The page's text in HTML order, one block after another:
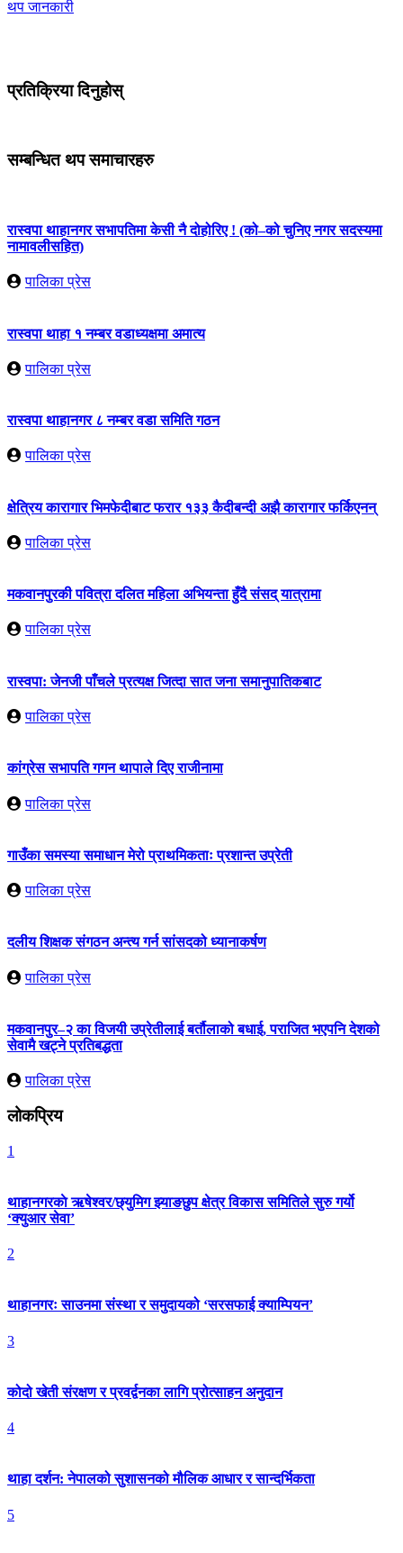
थप जानकारी
प्रतिक्रिया दिनुहोस्
सम्बन्धित थप समाचारहरु
रास्वपा थाहानगर सभापतिमा केसी नै दोहोरिए ! (को–को चुनिए नगर सदस्यमा
नामावलीसहित)
पालिका प्रेस
रास्वपा थाहा १ नम्बर वडाध्यक्षमा अमात्य
पालिका प्रेस
रास्वपा थाहानगर ८ नम्बर वडा समिति गठन
पालिका प्रेस
क्षेत्रिय कारागार भिमफेदीबाट फरार १३३ कैदीबन्दी अझै कारागार फर्किएनन्
पालिका प्रेस
मकवानपुरकी पवित्रा दलित महिला अभियन्ता हुँदै संसद् यात्रामा
पालिका प्रेस
रास्वपा: जेनजी पाँचले प्रत्यक्ष जित्दा सात जना समानुपातिकबाट
पालिका प्रेस
कांग्रेस सभापति गगन थापाले दिए राजीनामा
पालिका प्रेस
गाउँका समस्या समाधान मेरो प्राथमिकताः प्रशान्त उप्रेती
पालिका प्रेस
दलीय शिक्षक संगठन अन्त्य गर्न सांसदको ध्यानाकर्षण
पालिका प्रेस
मकवानपुर–२ का विजयी उप्रेतीलाई बर्तौलाको बधाई, पराजित भएपनि देशको
सेवामै खट्ने प्रतिबद्धता
पालिका प्रेस
लोकप्रिय
1
थाहानगरकाे ऋषेश्वर/छ्युमिग झ्याङछुप क्षेत्र विकास समितिले सुरु गर्यो
‘क्युआर सेवा’
2
थाहानगरः साउनमा संस्था र समुदायको ‘सरसफाई क्याम्पियन’
3
कोदो खेती संरक्षण र प्रवर्द्वनका लागि प्रोत्साहन अनुदान
4
थाहा दर्शन: नेपालको सुशासनको मौलिक आधार र सान्दर्भिकता
5